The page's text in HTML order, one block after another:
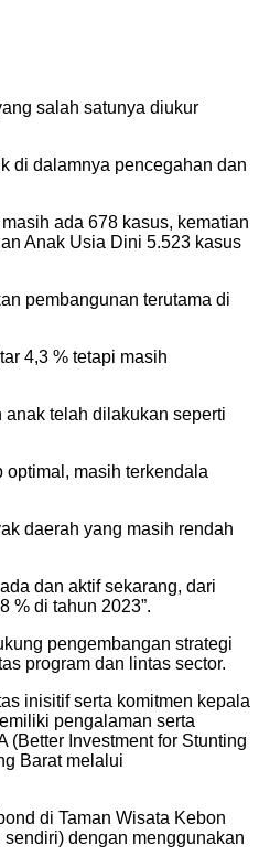
salah satunya diukur
di dalamnya pencegahan dan
ada 678 kasus, kematian
Anak Usia Dini 5.523 kasus
pembangunan terutama di
4,3 % tetapi masih
telah dilakukan seperti
masih terkendala
daerah yang masih rendah
dan aktif sekarang, dari
% di tahun 2023”.
pengembangan strategi
program dan lintas sector.
inisitif serta komitmen kepala
pengalaman serta
(Better Investment for Stunting
Barat melalui
di Taman Wisata Kebon
dengan menggunakan